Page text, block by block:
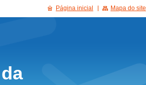
Página inicial Mapa do site